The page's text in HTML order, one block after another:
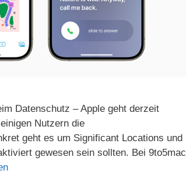
Datenschutz – Apple geht derzeit
Nutzern die
geht es um Significant Locations und
gewesen sein sollten. Bei 9to5mac